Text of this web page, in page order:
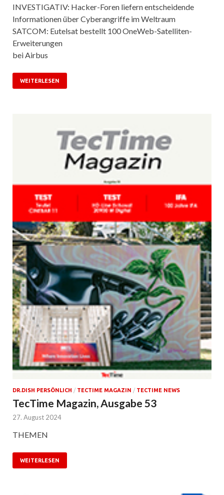
INVESTIGATIV: Hacker-Foren liefern entscheidende
Informationen über Cyberangriffe im Weltraum
SATCOM: Eutelsat bestellt 100 OneWeb-Satelliten-
Erweiterungen
bei Airbus
WEITERLESEN
DR.DISH PERSÖNLICH / TECTIME MAGAZIN / TECTIME NEWS
TecTime Magazin, Ausgabe 53
27. August 2024
THEMEN
WEITERLESEN